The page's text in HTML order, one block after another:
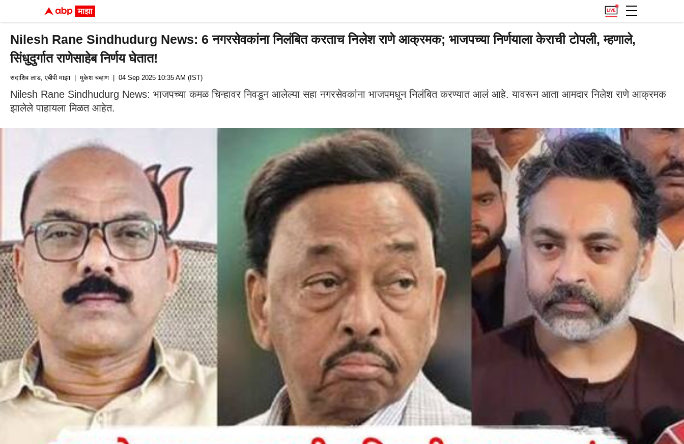
Nilesh Rane Sindhudurg News: 6 नगरसेवकांना निलंबित करताच निलेश राणे आक्रमक; भाजपच्या निर्णयाला केराची टोपली, म्हणाले,
सिंधुदुर्गात राणेसाहेब निर्णय घेतात!
सदाशिव लाड, एबीपी माझा | मुकेश चव्हाण | 04 Sep 2025 10:35 AM (IST)
Nilesh Rane Sindhudurg News: भाजपच्या कमळ चिन्हावर निवडून आलेल्या सहा नगरसेवकांना भाजपमधून निलंबित करण्यात आलं आहे. यावरून आता आमदार निलेश राणे आक्रमक
झालेले पाहायला मिळत आहेत.